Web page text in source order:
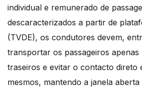
individual e remunerado de
descaracterizados a partir de
(TVDE), os condutores devem,
transportar os passageiros apenas
traseiros e evitar o contacto direto
mesmos, mantendo a janela